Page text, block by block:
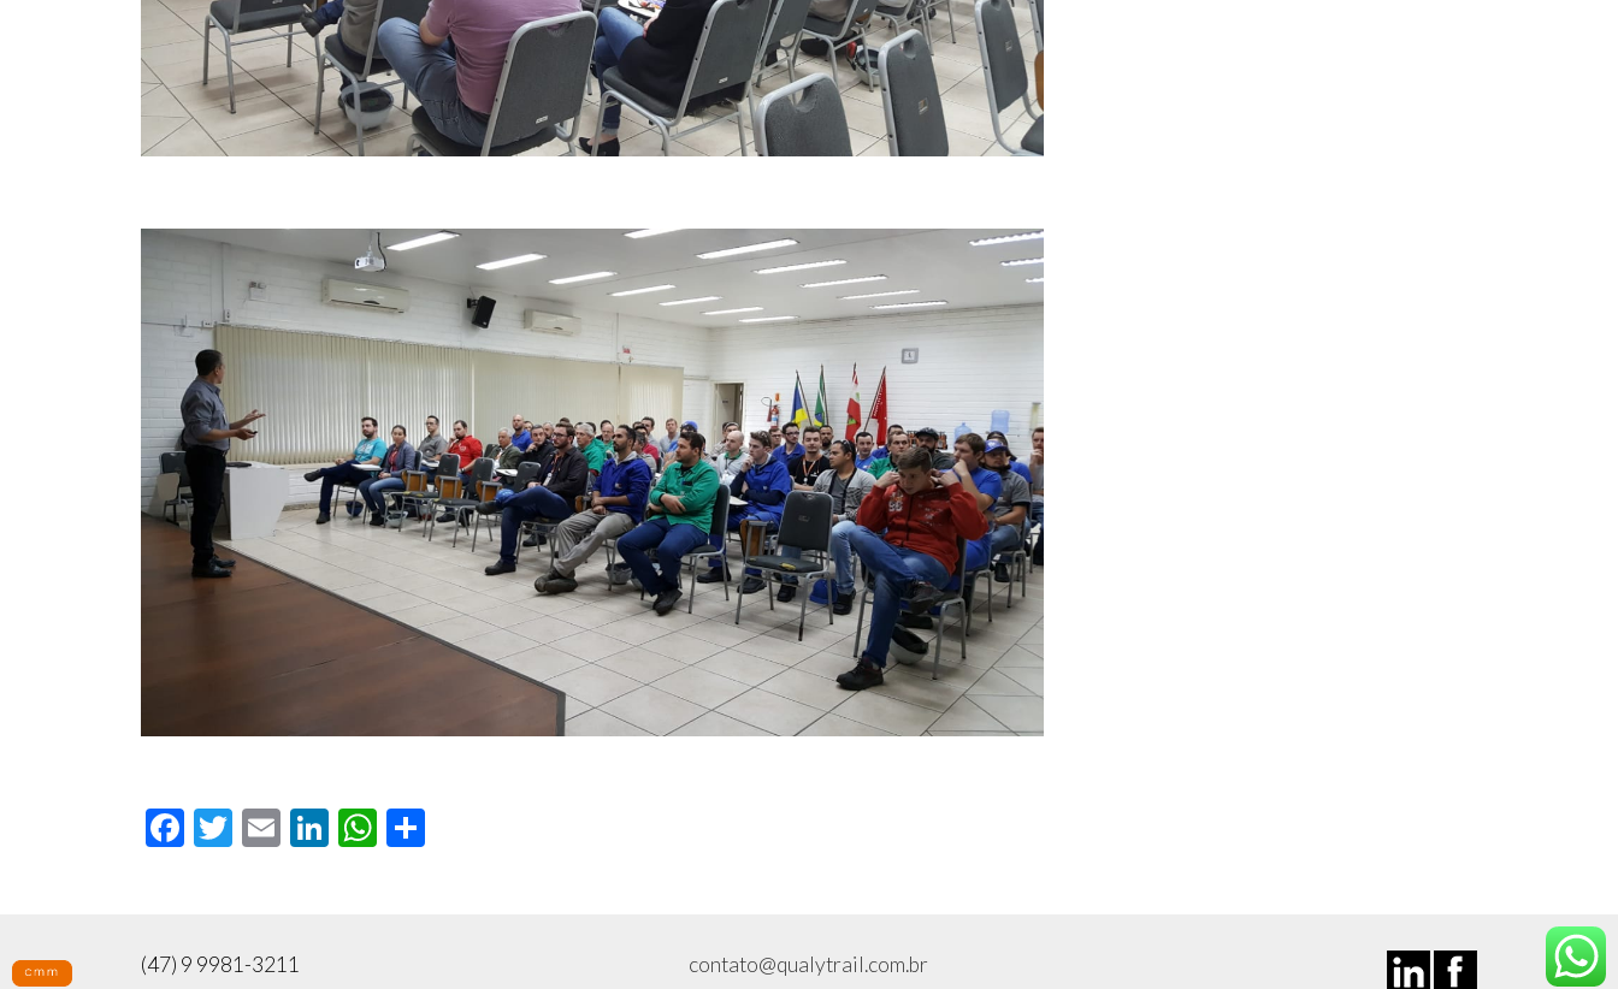
Facebook
Twitter
EmailLinkedIn
WhatsApp
(47) 9 9981-3211 contato@qualytrail.com.br